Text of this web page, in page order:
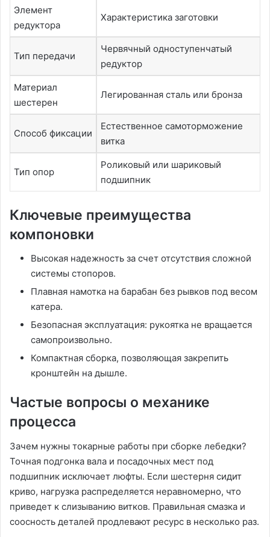
Элемент
редуктора
Характеристика заготовки
Тип передачи
Червячный одноступенчатый
редуктор
Материал
шестерен
Легированная сталь или бронза
Способ фиксации
Естественное самоторможение
витка
Тип опор
Роликовый или шариковый
подшипник
Ключевые преимущества
компоновки
Высокая надежность за счет отсутствия сложной
системы стопоров.
Плавная намотка на барабан без рывков под весом
катера.
Безопасная эксплуатация: рукоятка не вращается
самопроизвольно.
Компактная сборка, позволяющая закрепить
кронштейн на дышле.
Частые вопросы о механике
процесса
Зачем нужны токарные работы при сборке лебедки?
Точная подгонка вала и посадочных мест под
подшипник исключает люфты. Если шестерня сидит
криво, нагрузка распределяется неравномерно, что
приведет к слизыванию витков. Правильная смазка и
соосность деталей продлевают ресурс в несколько раз.